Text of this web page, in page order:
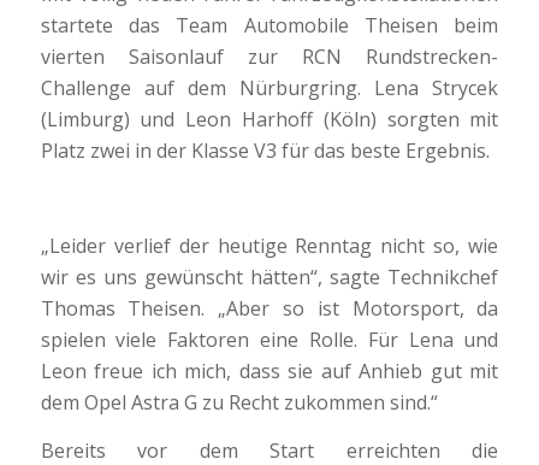
startete das Team Automobile Theisen beim
vierten Saisonlauf zur RCN Rundstrecken-
Challenge auf dem Nürburgring. Lena Strycek
(Limburg) und Leon Harhoff (Köln) sorgten mit
Platz zwei in der Klasse V3 für das beste Ergebnis.
„Leider verlief der heutige Renntag nicht so, wie
wir es uns gewünscht hätten“, sagte Technikchef
Thomas Theisen. „Aber so ist Motorsport, da
spielen viele Faktoren eine Rolle. Für Lena und
Leon freue ich mich, dass sie auf Anhieb gut mit
dem Opel Astra G zu Recht zukommen sind.“
Bereits vor dem Start erreichten die